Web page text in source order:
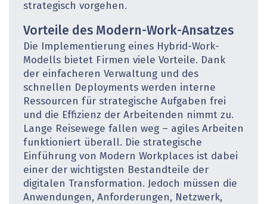
strategisch vorgehen.
Vorteile des Modern-Work-Ansatzes
Die Implementierung eines Hybrid-Work-
Modells bietet Firmen viele Vorteile. Dank
der einfacheren Verwaltung und des
schnellen Deployments werden interne
Ressourcen für strategische Aufgaben frei
und die Effizienz der Arbeitenden nimmt zu.
Lange Reisewege fallen weg – agiles Arbeiten
funktioniert überall. Die strategische
Einführung von Modern Workplaces ist dabei
einer der wichtigsten Bestandteile der
digitalen Transformation. Jedoch müssen die
Anwendungen, Anforderungen, Netzwerk,